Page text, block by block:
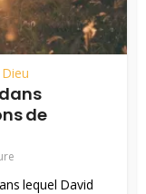
de
lequel David